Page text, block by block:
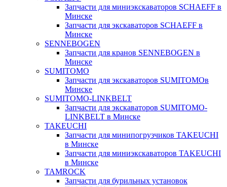
Запчасти для миниэкскаваторов SCHAEFF в
Минске
Запчасти для экскаваторов SCHAEFF в
Минске
SENNEBOGEN
Запчасти для кранов SENNEBOGEN в
Минске
SUMITOMO
Запчасти для экскаваторов SUMITOMOв
Минске
SUMITOMO-LINKBELT
Запчасти для экскаваторов SUMITOMO-
LINKBELT в Минске
TAKEUCHI
Запчасти для минипогрузчиков TAKEUCHI
в Минске
Запчасти для миниэкскаваторов TAKEUCHI
в Минске
TAMROCK
Запчасти для бурильных установок